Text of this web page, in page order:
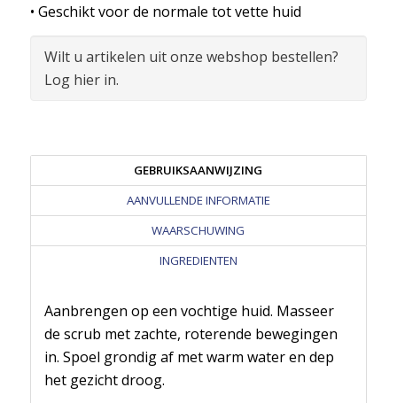
• Geschikt voor de normale tot vette huid
Wilt u artikelen uit onze webshop bestellen?
Log hier in.
GEBRUIKSAANWIJZING
AANVULLENDE INFORMATIE
WAARSCHUWING
INGREDIENTEN
Aanbrengen op een vochtige huid. Masseer
de scrub met zachte, roterende bewegingen
in. Spoel grondig af met warm water en dep
het gezicht droog.